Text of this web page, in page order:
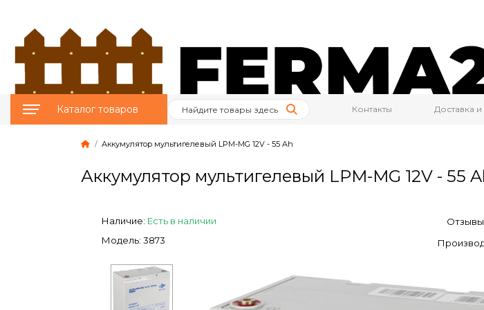
Каталог товаров
Птицеводство
Животноводство
Пчеловодство
Контакты Доставка и
Аккумулятор мультигелевый LPM-MG 12V - 55 Ah
Аккумулятор мультигелевый LPM-MG 12V - 55
Наличие: Есть в наличии
Модель: 3873